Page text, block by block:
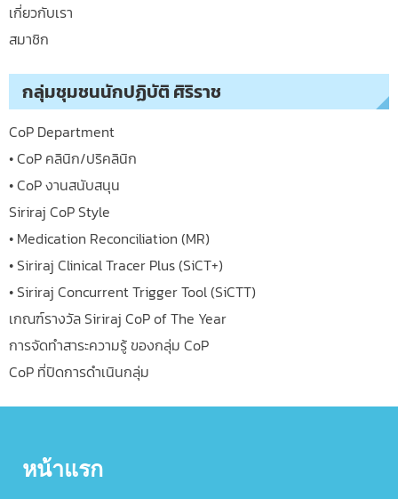
เกี่ยวกับเรา
สมาชิก
กลุ่มชุมชนนักปฏิบัติ ศิริราช
CoP Department
• CoP คลินิก/ปริคลินิก
• CoP งานสนับสนุน
Siriraj CoP Style
• Medication Reconciliation (MR)
• Siriraj Clinical Tracer Plus (SiCT+)
• Siriraj Concurrent Trigger Tool (SiCTT)
เกณฑ์รางวัล Siriraj CoP of The Year
การจัดทำสาระความรู้ ของกลุ่ม CoP
CoP ที่ปิดการดำเนินกลุ่ม
หน้าแรก